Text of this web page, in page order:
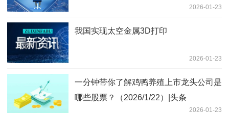
2026-01-23
我国实现太空金属3D打印
2026-01-23
一分钟带你了解鸡鸭养殖上市龙头公司是
哪些股票？（2026/1/22）|头条
2026-01-23